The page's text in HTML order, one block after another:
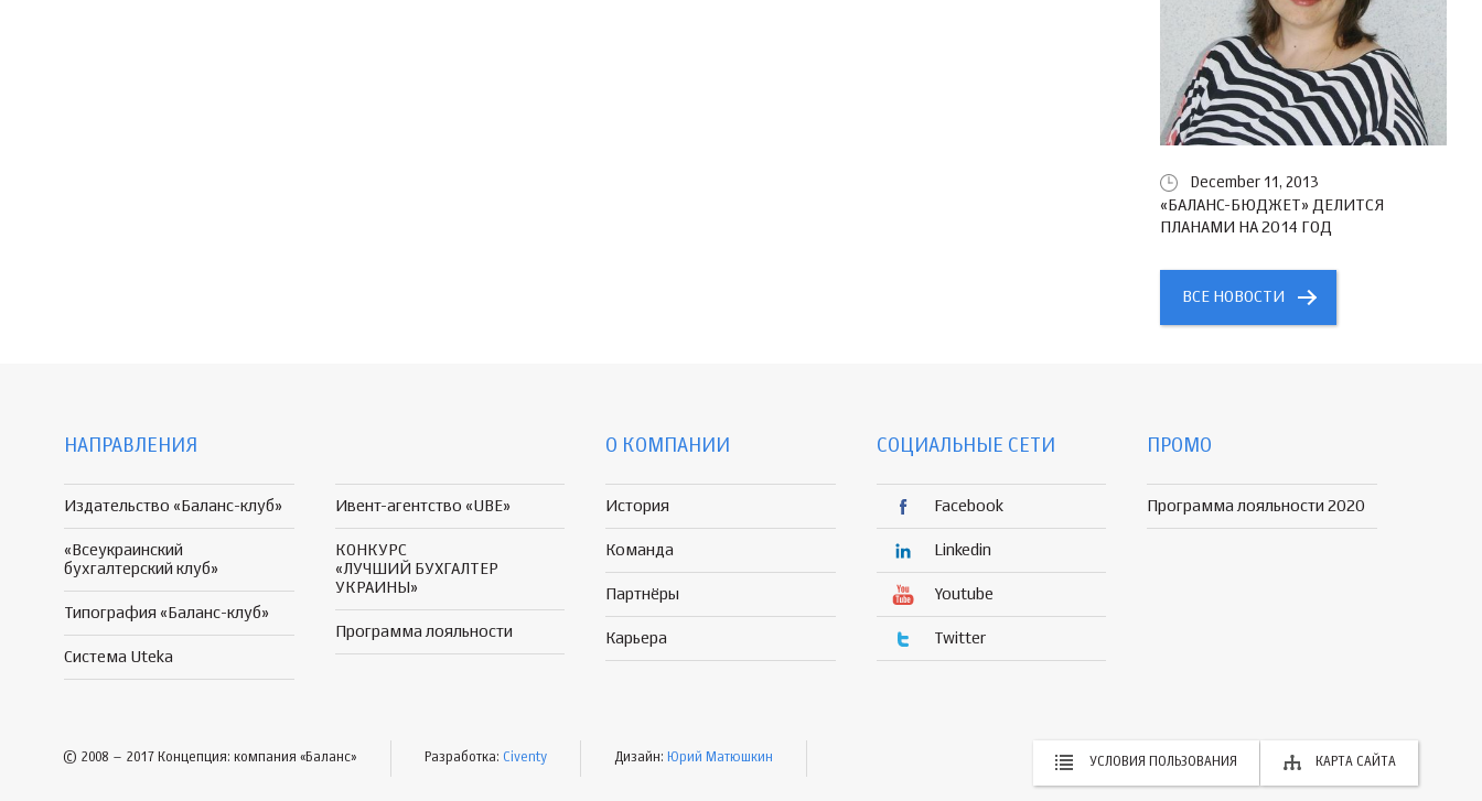
December 11, 2013
«БАЛАНС-БЮДЖЕТ» ДЕЛИТСЯ
ПЛАНАМИ НА 2014 ГОД
ВСЕ НОВОСТИ
НАПРАВЛЕНИЯ
Издательство «Баланс-клуб»
«Всеукраинский
бухгалтерский клуб»
Типография «Баланс-клуб»
Система Uteka
Ивент-агентство «UBE»
КОНКУРС
«ЛУЧШИЙ БУХГАЛТЕР
УКРАИНЫ»
Программа лояльности
О КОМПАНИИ
История
Команда
Партнёры
Карьера
СОЦИАЛЬНЫЕ СЕТИ
Facebook
Linkedin
Youtube
Twitter
ПРОМО
Программа лояльности 2020
© 2008 – 2017 Концепция: компания «Баланс» Разработка: Civenty Дизайн: Юрий Матюшкин УСЛОВИЯ ПОЛЬЗОВАНИЯ КАРТА САЙТА